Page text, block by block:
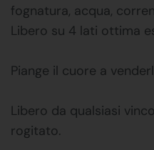
fognatura, acqua,
Libero su 4 lati ottima
Piange il cuore a
Libero da qualsiasi
rogitato.